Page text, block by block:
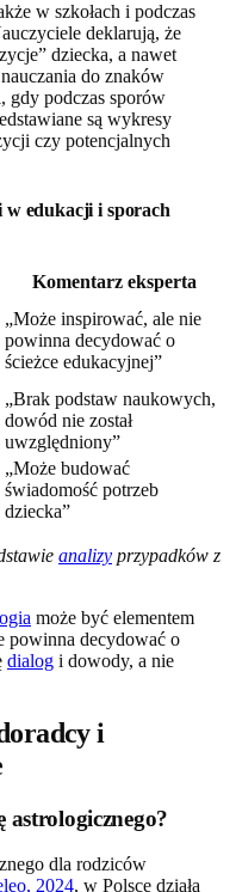
w szkołach i podczas
deklarują, że
dziecka, a nawet
do znaków
gdy podczas sporów
są wykresy
czy potencjalnych
w edukacji i sporach
Komentarz eksperta
„Może inspirować, ale nie
powinna decydować o
ścieżce edukacyjnej”
„Brak podstaw naukowych,
dowód nie został
uwzględniony”
„Może budować
świadomość potrzeb
dziecka”
analizy przypadków z
może być elementem
powinna decydować o
dialog i dowody, a nie
i
astrologicznego?
dla rodziców
2024, w Polsce działa